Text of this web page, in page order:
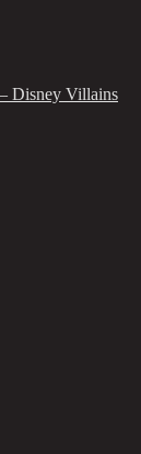
Disney Villains